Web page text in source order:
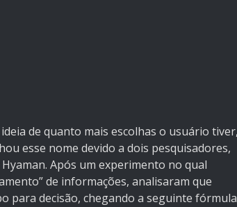
de quanto mais escolhas o usuário
esse nome devido a dois pesquisadores,
Após um experimento no qual
de informações, analisaram que
para decisão, chegando a seguinte